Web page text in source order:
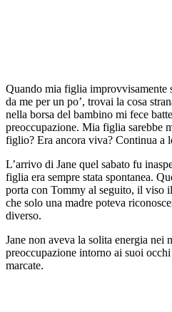
Quando mia figlia improvvisamente
da me per un po’, trovai la cosa
nella borsa del bambino mi fece
preoccupazione. Mia figlia sarebbe
figlio? Era ancora viva? Continua a
L’arrivo di Jane quel sabato fu
figlia era sempre stata spontanea.
porta con Tommy al seguito, il viso
che solo una madre poteva
diverso.
Jane non aveva la solita energia nei
preoccupazione intorno ai suoi
marcate.